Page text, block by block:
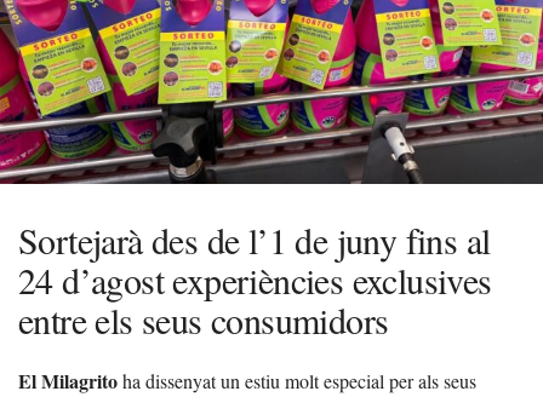
Sortejarà des de l’1 de juny fins al
24 d’agost experiències exclusives
entre els seus consumidors
El Milagritoha dissenyat un estiu molt especial per als seus